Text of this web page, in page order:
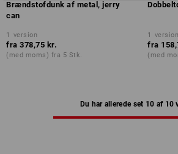
Brændstofdunk af metal, jerry
can
1 version
fra 378,75 kr.
(med moms) fra 5 Stk.
1 version
fra
(med
Du har allerede set 10 af 10